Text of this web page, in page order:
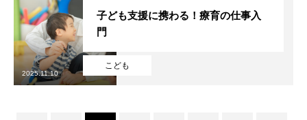
こども
子ども支援に携わる！療育の仕事入
門
2025.11.10